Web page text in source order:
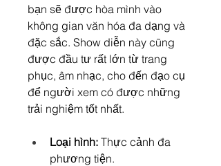
bạn sẽ được hòa mình vào
không gian văn hóa đa dạng và
đặc sắc. Show diễn này cũng
được đầu tư rất lớn từ trang
phục, âm nhạc, cho đến đạo cụ
để người xem có được những
trải nghiệm tốt nhất.
Loại hình: Thực cảnh đa
phương tiện.